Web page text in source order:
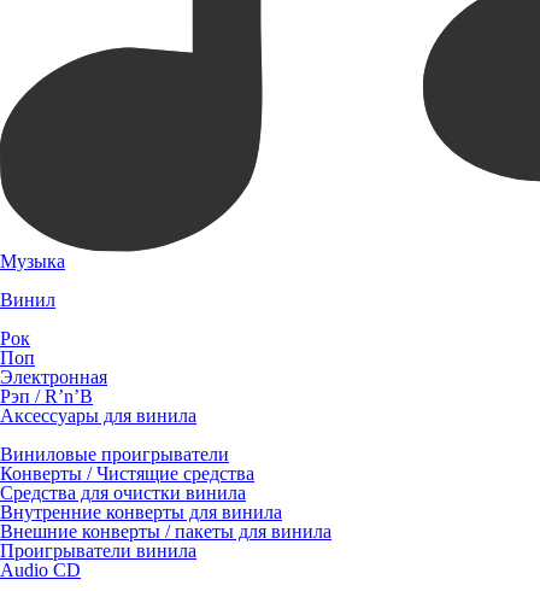
Музыка
Винил
Рок
Поп
Электронная
Рэп / R’n’B
Аксессуары для винила
Виниловые проигрыватели
Конверты / Чистящие средства
Средства для очистки винила
Внутренние конверты для винила
Внешние конверты / пакеты для винила
Проигрыватели винила
Audio CD